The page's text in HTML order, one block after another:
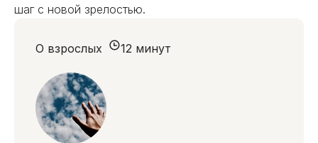
шаг с новой зрелостью.
О взрослых 12 минут